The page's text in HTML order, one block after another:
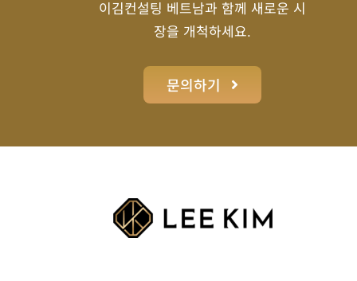
이김컨설팅 베트남과 함께 새로운 시
장을 개척하세요.
문의하기